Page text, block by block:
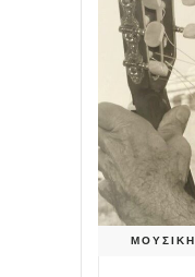
ΜΟΥΣΙΚΗ